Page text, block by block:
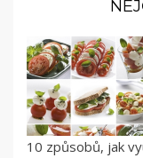
10 způsobů, jak